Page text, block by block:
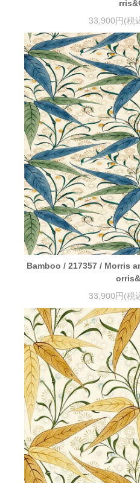
33,900円(税
Bamboo / 217357 / Morris
33,900円(税